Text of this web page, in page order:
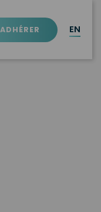
ADHÉRER EN